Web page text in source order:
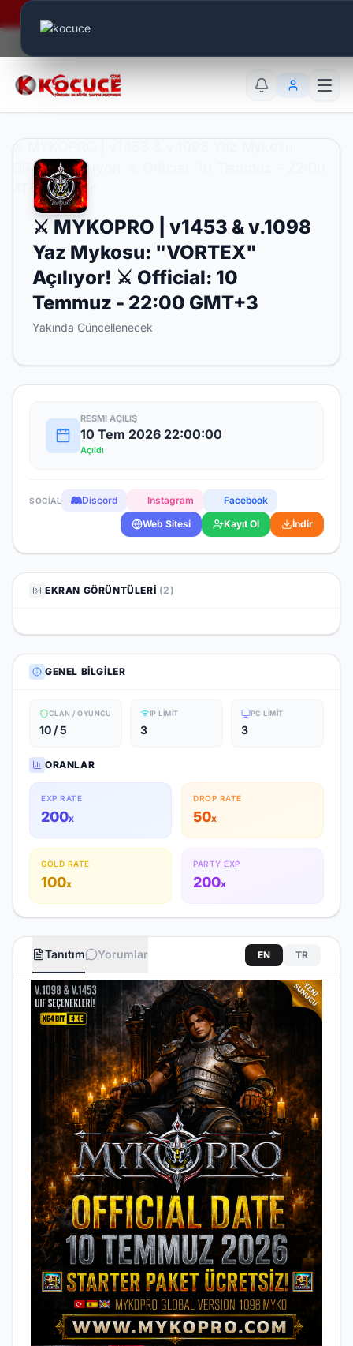
⚔️ MYKOPRO | v1453 & v.1098
Yaz Mykosu: "VORTEX"
Açılıyor! ⚔️ Official: 10
Temmuz - 22:00 GMT+3
Yakında Güncellenecek
RESMI AÇILIŞ
10 Tem 2026 22:00:00
Açıldı
SOCIAL Discord Instagram
Facebook
Web Sitesi
Kayıt Ol İndir
EKRAN GÖRÜNTÜLERI (2)
GENEL BILGILER
CLAN / OYUNCU
10 / 5
IP LIMIT
3
PC LIMIT
3
ORANLAR
EXP RATE
200x
DROP RATE
50x
GOLD RATE
100x
PARTY EXP
200x
Tanıtım Yorumlar EN TR